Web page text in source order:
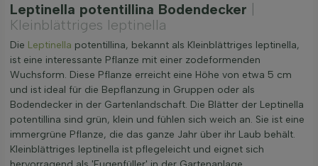
Leptinella potentillina Bodendecker
Kleinblättriges leptinella
Die Leptinella potentillina, bekannt als Kleinblättriges leptinella,
ist eine interessante Pflanze mit einer zodeformenden
Wuchsform. Diese Pflanze erreicht eine Höhe von etwa 5 cm
und ist ideal für die Bepflanzung in Gruppen oder als
Bodendecker in der Gartenlandschaft. Die Blätter der Leptinella
potentillina sind grün, klein und fühlen sich weich an. Sie ist eine
immergrüne Pflanze, die das ganze Jahr über ihr Laub behält.
Kleinblättriges leptinella ist pflegeleicht und eignet sich